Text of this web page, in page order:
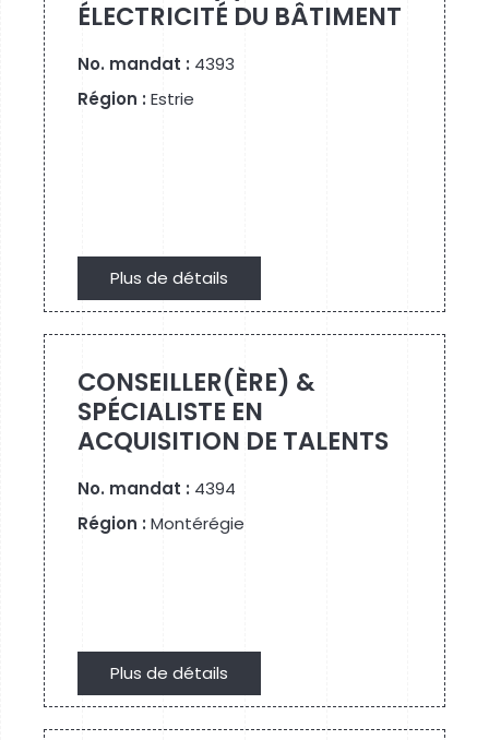
ÉLECTRICITÉ DU BÂTIMENT
No. mandat : 4393
Région : Estrie
Plus de détails
CONSEILLER(ÈRE) &
SPÉCIALISTE EN
ACQUISITION DE TALENTS
No. mandat : 4394
Région : Montérégie
Plus de détails